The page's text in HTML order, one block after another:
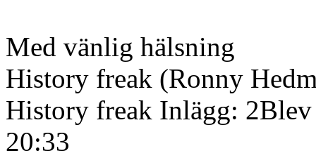
Med vänlig hälsning
History freak (Ronny
History freak Inlägg:
20:33